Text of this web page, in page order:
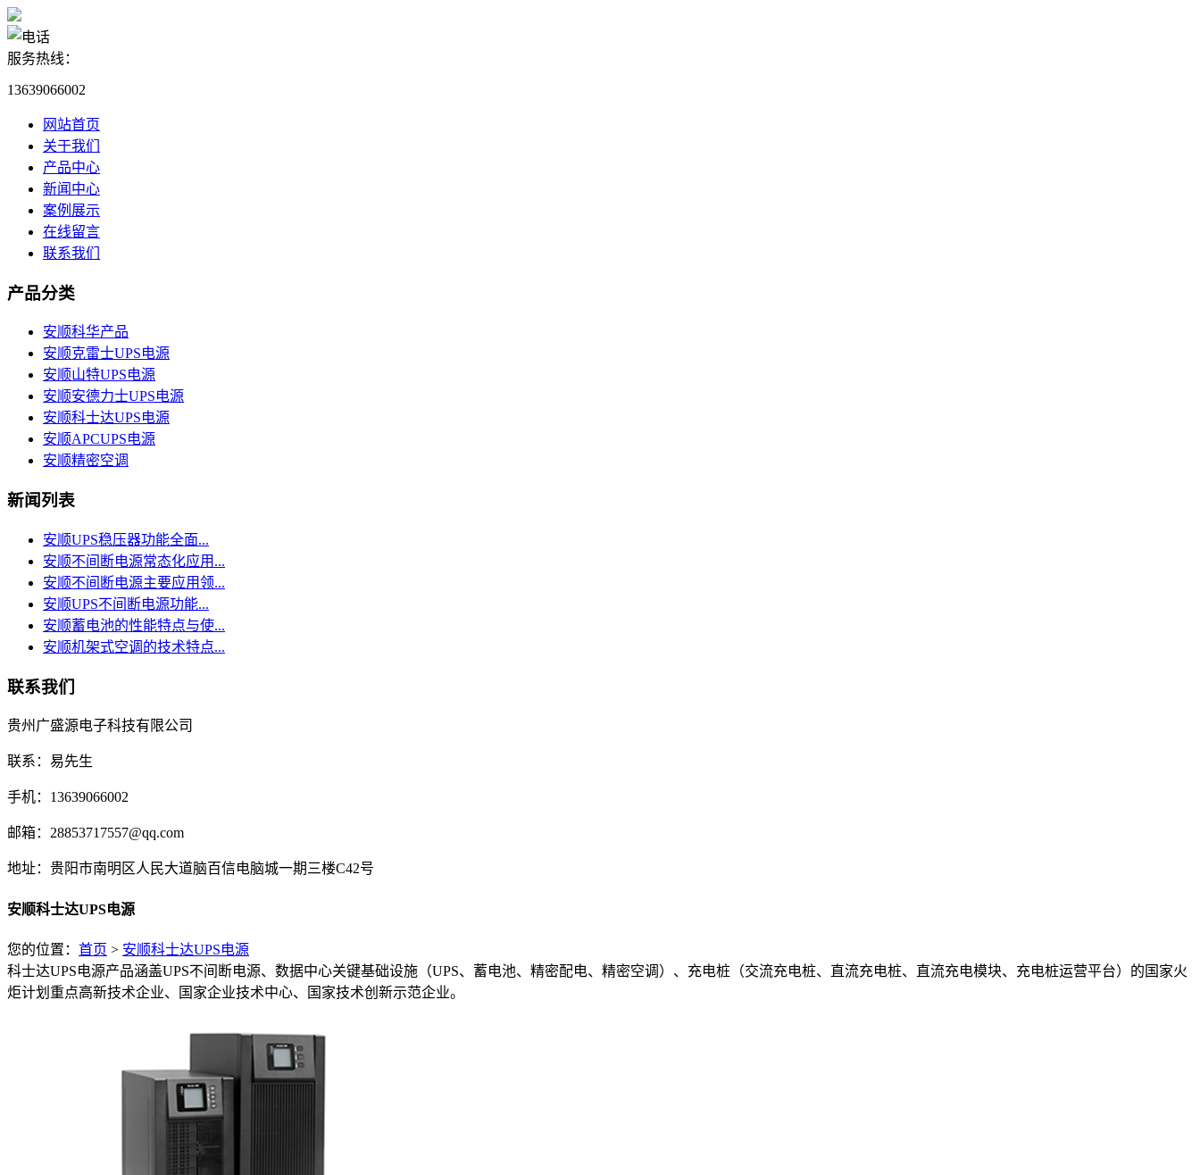
服务热线：
13639066002
网站首页
关于我们
产品中心
新闻中心
案例展示
在线留言
联系我们
产品分类
安顺科华产品
安顺克雷士UPS电源
安顺山特UPS电源
安顺安德力士UPS电源
安顺科士达UPS电源
安顺APCUPS电源
安顺精密空调
新闻列表
安顺UPS稳压器功能全面...
安顺不间断电源常态化应用...
安顺不间断电源主要应用领...
安顺UPS不间断电源功能...
安顺蓄电池的性能特点与使...
安顺机架式空调的技术特点...
联系我们
贵州广盛源电子科技有限公司
联系：易先生
手机：13639066002
邮箱：28853717557@qq.com
地址：贵阳市南明区人民大道脑百信电脑城一期三楼C42号
安顺科士达UPS电源
您的位置： 首页 > 安顺科士达UPS电源
科士达UPS电源产品涵盖UPS不间断电源、数据中心关键基础设施（UPS、蓄电池、精密配电、精密空调）、充电桩（交流充电桩、直流充电桩、直流充电模块、充电桩运营平台）的国家火
炬计划重点高新技术企业、国家企业技术中心、国家技术创新示范企业。